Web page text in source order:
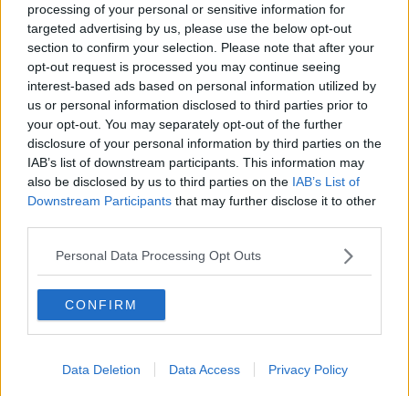
processing of your personal or sensitive information for
targeted advertising by us, please use the below opt-out
section to confirm your selection. Please note that after your
opt-out request is processed you may continue seeing
interest-based ads based on personal information utilized by
us or personal information disclosed to third parties prior to
your opt-out. You may separately opt-out of the further
disclosure of your personal information by third parties on the
IAB’s list of downstream participants. This information may
also be disclosed by us to third parties on the IAB’s List of
Downstream Participants that may further disclose it to other
Personal Data Processing Opt Outs
CONFIRM
Data Deletion Data Access Privacy Policy
Tutti morimmo a stento (3)
Tutti morimmo a stento (2)
​Tutti morimmo a stento (1)
IL CORRIDOIO BLU il resoconto del convegno
Un manuale essenziale per seguire il CORRIDOIO BLU
Il corridoio blu
​Il cronoprogramma ottimale verso il full electric sui traghetti
​I costi dell’adeguamento al cold ironing
Alcune domande da esordiente agli esperti che decidono le
sorti dell’Elba
Verso il full electric a gestione pubblica dei traghetti​
​La Scienza dei Cittadini e i Cittadini per l’Aria
Trump e le sue guerre contro i deboli e contro la terra
dell’opposizione
​Date loro l’Oscar al posto del Nobel per la Pace
L'umanizzazione dell'economia e della politica
​Dopo il diluvio dei NO: un patto intergenerazionale
​Un grandioso NO ai falchi teocratici e ai loro vassalli
Donald e Bibi confinati nell’isola di St James?